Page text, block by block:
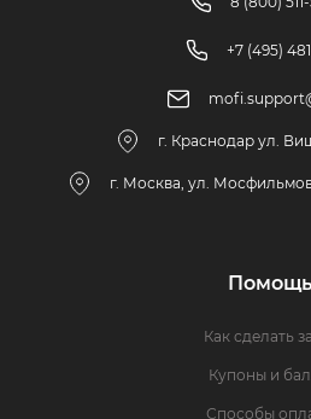
+7 (495)
г. Краснодар ул.
г. Москва, ул.
Помощь
Как сделать
Купоны и
Способы